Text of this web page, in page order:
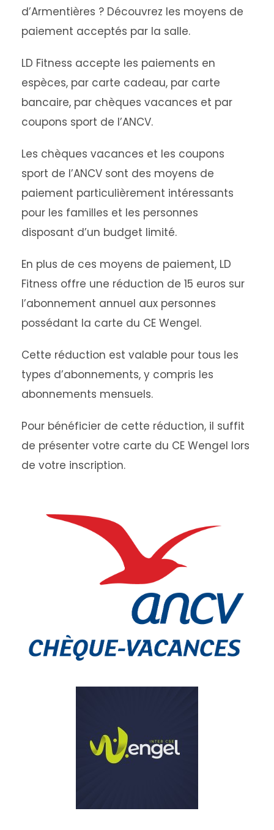
d’Armentières ? Découvrez les moyens de
paiement acceptés par la salle.
LD Fitness accepte les paiements en
espèces, par carte cadeau, par carte
bancaire, par chèques vacances et par
coupons sport de l’ANCV.
Les chèques vacances et les coupons
sport de l’ANCV sont des moyens de
paiement particulièrement intéressants
pour les familles et les personnes
disposant d’un budget limité.
En plus de ces moyens de paiement, LD
Fitness offre une réduction de 15 euros sur
l’abonnement annuel aux personnes
possédant la carte du CE Wengel.
Cette réduction est valable pour tous les
types d’abonnements, y compris les
abonnements mensuels.
Pour bénéficier de cette réduction, il suffit
de présenter votre carte du CE Wengel lors
de votre inscription.